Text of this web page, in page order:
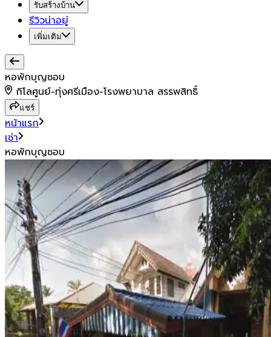
รับสร้างบ้าน
รีวิวน่าอยู่
เพิ่มเติม
หอพักบุญชอบ
กิโลศูนย์-ทุ่งศรีเมือง-โรงพยาบาล สรรพสิทธิ์
แชร์
หน้าแรก
เช่า
หอพักบุญชอบ